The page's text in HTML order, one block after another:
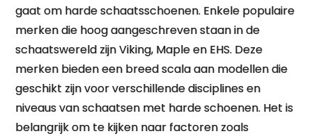
gaat om harde schaatsschoenen. Enkele populaire
merken die hoog aangeschreven staan in de
schaatswereld zijn Viking, Maple en EHS. Deze
merken bieden een breed scala aan modellen die
geschikt zijn voor verschillende disciplines en
niveaus van schaatsen met harde schoenen. Het is
belangrijk om te kijken naar factoren zoals